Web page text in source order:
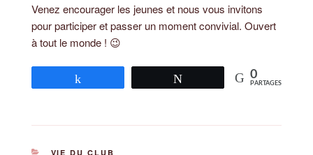
Venez encourager les jeunes et nous vous invitons
pour participer et passer un moment convivial. Ouvert
à tout le monde ! 😉
0
PARTAGES
CATÉGORIES
VIE DU CLUB